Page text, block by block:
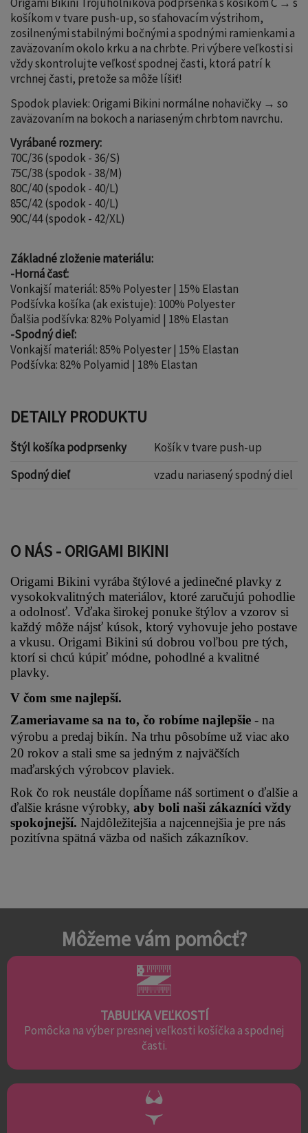
košíkom v tvare push-up, so sťahovacím výstrihom,
zosilnenými stabilnými bočnými a spodnými ramienkami a
zaväzovaním okolo krku a na chrbte. Pri výbere veľkosti si
vždy skontrolujte veľkosť spodnej časti, ktorá patrí k
vrchnej časti, pretože sa môže líšiť!
Spodok plaviek: Origami Bikini normálne nohavičky → so
zaväzovaním na bokoch a nariaseným chrbtom navrchu.
Vyrábané rozmery:
70C/36 (spodok - 36/S)
75C/38 (spodok - 38/M)
80C/40 (spodok - 40/L)
85C/42 (spodok - 40/L)
90C/44 (spodok - 42/XL)
Základné zloženie materiálu:
-Horná časť:
Vonkajší materiál: 85% Polyester | 15% Elastan
Podšívka košíka (ak existuje): 100% Polyester
Ďalšia podšívka: 82% Polyamid | 18% Elastan
-Spodný dieľ:
Vonkajší materiál: 85% Polyester | 15% Elastan
Podšívka: 82% Polyamid | 18% Elastan
DETAILY PRODUKTU
Štýl košíka podprsenky
Košík v tvare push-up
Spodný dieľ
vzadu nariasený spodný diel
O NÁS - ORIGAMI BIKINI
Origami Bikini vyrába štýlové a jedinečné plavky z
vysokokvalitných materiálov, ktoré zaručujú pohodlie
a odolnosť. Vďaka širokej ponuke štýlov a vzorov si
každý môže nájsť kúsok, ktorý vyhovuje jeho postave
a vkusu. Origami Bikini sú dobrou voľbou pre tých,
ktorí si chcú kúpiť módne, pohodlné a kvalitné
plavky.
V čom sme najlepší.
Zameriavame sa na to, čo robíme najlepšie - na
výrobu a predaj bikín. Na trhu pôsobíme už viac ako
20 rokov a stali sme sa jedným z najväčších
maďarských výrobcov plaviek.
Rok čo rok neustále dopĺňame náš sortiment o ďalšie a
ďalšie krásne výrobky, aby boli naši zákazníci vždy
spokojnejší. Najdôležitejšia a najcennejšia je pre nás
pozitívna spätná väzba od našich zákazníkov.
Môžeme vám pomôcť?
TABUĽKA VEĽKOSTÍ
Pomôcka na výber presnej veľkosti košíčka a spodnej
časti.